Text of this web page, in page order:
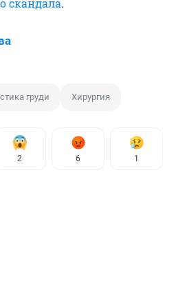
скандала.
груди Хирургия
2 6 1